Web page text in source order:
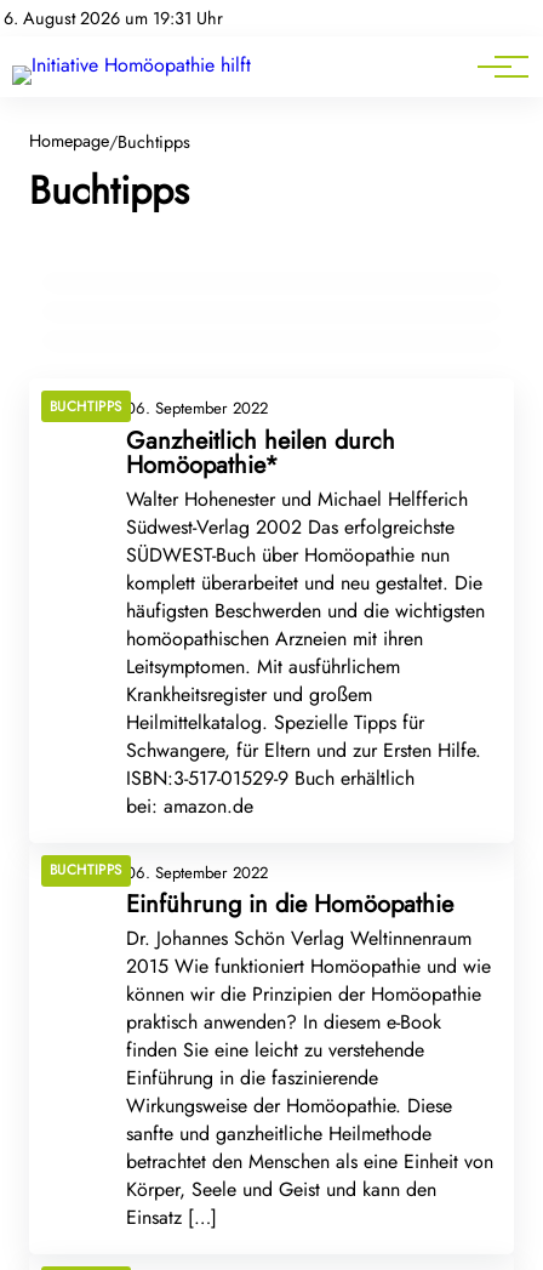
6. August 2026 um 19:31 Uhr
Homöopathie-News
Service
Homepage/Buchtipps
Buchtipps
06. September 2022
Homöopathische Leit-Bilder
06. September 2022
BUCHTIPPS 06. September 2022
Ganzheitlich heilen durch
Homöopathie*
Walter Hohenester und Michael Helfferich
Südwest-Verlag 2002 Das erfolgreichste
SÜDWEST-Buch über Homöopathie nun
komplett überarbeitet und neu gestaltet. Die
häufigsten Beschwerden und die wichtigsten
homöopathischen Arzneien mit ihren
Leitsymptomen. Mit ausführlichem
Krankheitsregister und großem
Heilmittelkatalog. Spezielle Tipps für
Schwangere, für Eltern und zur Ersten Hilfe.
ISBN:3-517-01529-9 Buch erhältlich
bei: amazon.de
BUCHTIPPS 06. September 2022
Einführung in die Homöopathie
Dr. Johannes Schön Verlag Weltinnenraum
2015 Wie funktioniert Homöopathie und wie
können wir die Prinzipien der Homöopathie
praktisch anwenden? In diesem e-Book
finden Sie eine leicht zu verstehende
Einführung in die faszinierende
Wirkungsweise der Homöopathie. Diese
sanfte und ganzheitliche Heilmethode
betrachtet den Menschen als eine Einheit von
Körper, Seele und Geist und kann den
Einsatz […]